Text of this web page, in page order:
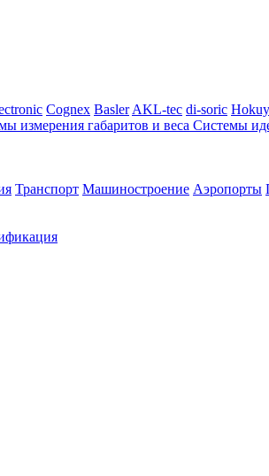
Cognex Basler AKL-tec di-soric
измерения габаритов и веса Системы
Транспорт Машиностроение Аэропорты